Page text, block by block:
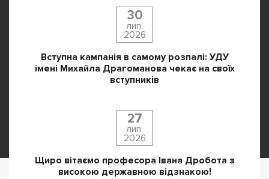
30
лип.
2026
Вступна кампанія в самому розпалі: УДУ
імені Михайла Драгоманова чекає на своїх
вступників
27
лип.
2026
Щиро вітаємо професора Івана Дробота з
високою державною відзнакою!